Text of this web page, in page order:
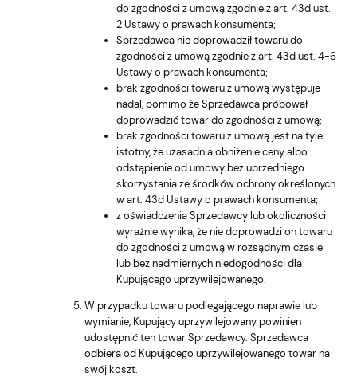
do zgodności z umową zgodnie z art. 43d ust.
2 Ustawy o prawach konsumenta;
Sprzedawca nie doprowadził towaru do
zgodności z umową zgodnie z art. 43d ust. 4-6
Ustawy o prawach konsumenta;
brak zgodności towaru z umową występuje
nadal, pomimo że Sprzedawca próbował
doprowadzić towar do zgodności z umową;
brak zgodności towaru z umową jest na tyle
istotny, że uzasadnia obniżenie ceny albo
odstąpienie od umowy bez uprzedniego
skorzystania ze środków ochrony określonych
w art. 43d Ustawy o prawach konsumenta;
z oświadczenia Sprzedawcy lub okoliczności
wyraźnie wynika, że nie doprowadzi on towaru
do zgodności z umową w rozsądnym czasie
lub bez nadmiernych niedogodności dla
Kupującego uprzywilejowanego.
W przypadku towaru podlegającego naprawie lub
wymianie, Kupujący uprzywilejowany powinien
udostępnić ten towar Sprzedawcy. Sprzedawca
odbiera od Kupującego uprzywilejowanego towar na
swój koszt.